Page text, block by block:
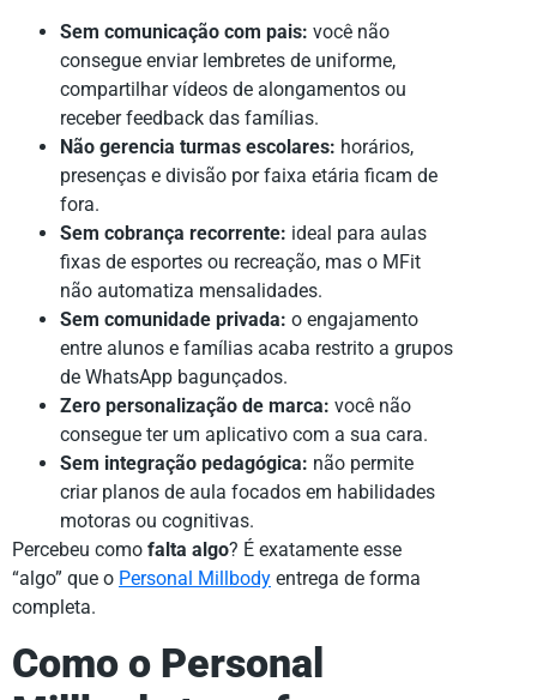
Sem comunicação com pais: você não
consegue enviar lembretes de uniforme,
compartilhar vídeos de alongamentos ou
receber feedback das famílias.
Não gerencia turmas escolares: horários,
presenças e divisão por faixa etária ficam de
fora.
Sem cobrança recorrente: ideal para aulas
fixas de esportes ou recreação, mas o MFit
não automatiza mensalidades.
Sem comunidade privada: o engajamento
entre alunos e famílias acaba restrito a grupos
de WhatsApp bagunçados.
Zero personalização de marca: você não
consegue ter um aplicativo com a sua cara.
Sem integração pedagógica: não permite
criar planos de aula focados em habilidades
motoras ou cognitivas.
Percebeu como falta algo? É exatamente esse
“algo” que o Personal Millbody entrega de forma
completa.
Como o Personal